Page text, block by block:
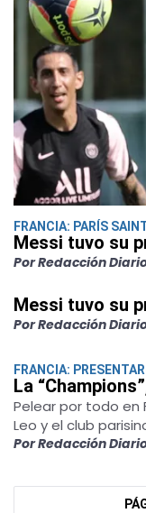
FRANCIA: PARÍS
Messi tuvo su
Por Redacción
Messi tuvo su
Por Redacción
FRANCIA:
La
Pelear por todo en
Leo y el club
Por Redacción